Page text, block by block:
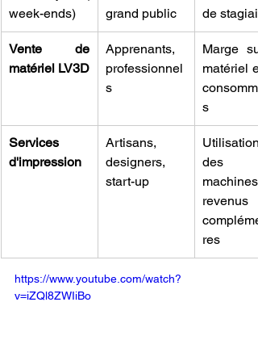
week-ends)
grand public
de
Vente de
matériel LV3D
Apprenants,
professionnel
s
Marge
matériel
s
Services
d'impression
Artisans,
designers,
start-up
Utilisation
des
machines,
revenus
res
https://www.youtube.com/watch?
v=iZQl8ZWIiBo